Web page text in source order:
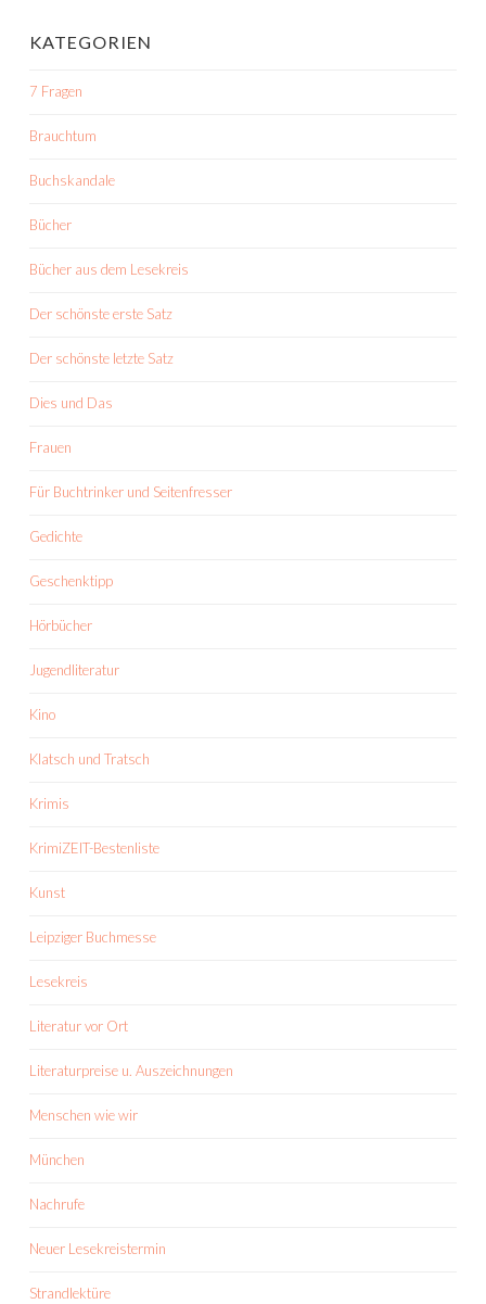
KATEGORIEN
7 Fragen
Brauchtum
Buchskandale
Bücher
Bücher aus dem Lesekreis
Der schönste erste Satz
Der schönste letzte Satz
Dies und Das
Frauen
Für Buchtrinker und Seitenfresser
Gedichte
Geschenktipp
Hörbücher
Jugendliteratur
Kino
Klatsch und Tratsch
Krimis
KrimiZEIT-Bestenliste
Kunst
Leipziger Buchmesse
Lesekreis
Literatur vor Ort
Literaturpreise u. Auszeichnungen
Menschen wie wir
München
Nachrufe
Neuer Lesekreistermin
Strandlektüre